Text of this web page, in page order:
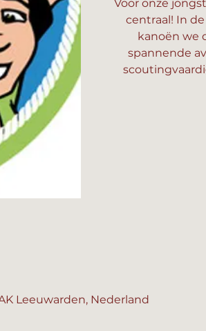
Voor onze
centraal! In
kanoën we
spannende
Leeuwarden, Nederland